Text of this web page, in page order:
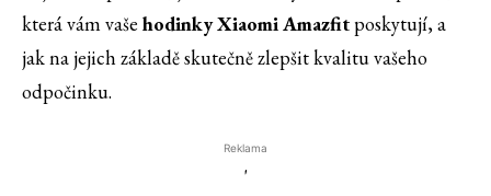
která vám vaše hodinky Xiaomi Amazfitposkytují, a
jak na jejich základě skutečně zlepšit kvalitu vašeho
odpočinku.
Reklama
'